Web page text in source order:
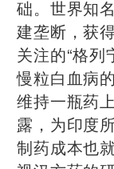
础。世界知
建垄断，获
关注的“格列
慢粒白血病
维持一瓶药
露，为印度
制药成本也